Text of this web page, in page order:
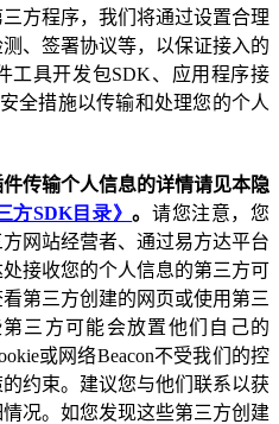
方程序，我们将通过设置合理
、签署协议等，以保证接入的
工具开发包SDK、应用程序接
全措施以传输和处理您的个人
传输个人信息的详情请见本隐
方SDK目录》。 请您注意，您
网站经营者、通过易方达平台
接收您的个人信息的第三方可
第三方创建的网页或使用第三
三方可能会放置他们自己的
或网络Beacon不受我们的控
约束。建议您与他们联系以获
况。如您发现这些第三方创建